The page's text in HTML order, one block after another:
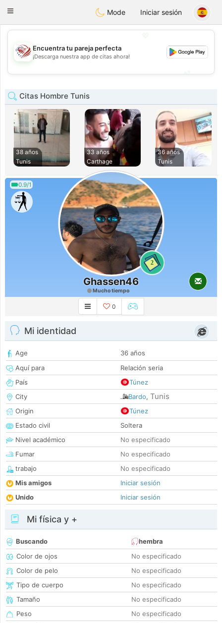
StatesDating
Toggle
Mode Iniciar sesión
💖
💕
Encuentra tu pareja perfecta
¡Descarga nuestra app de citas ahora!
Citas Hombre Tunis
38 años
Tunis
33 años
Carthage
36 años
Tunis
0.9/1
2
Ghassen46
Mucho tiempo
0
Mi identidad
Age
36 años
Aquí para
Relación seria
País
Túnez
City
Bardo, Tunis
Origin
Túnez
Estado civil
Soltera
Nivel académico
No especificado
Fumar
No especificado
trabajo
No especificado
Mis amigos
Iniciar sesión
Unido
Iniciar sesión
Mi física y +
Buscando
hembra
Color de ojos
No especificado
Color de pelo
No especificado
Tipo de cuerpo
No especificado
Tamaño
No especificado
Peso
No especificado